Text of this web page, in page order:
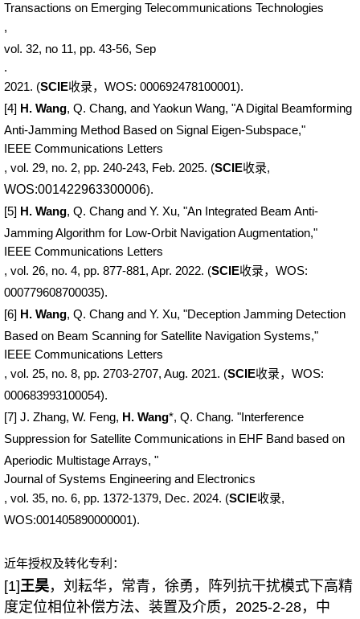
Transactions on Emerging Telecommunications Technologies
,
vol. 32, no 11, pp. 43-56, Sep
.
2021. (SCIE收录，WOS: 000692478100001).
[4] H. Wang, Q. Chang, and Yaokun Wang, "A Digital Beamforming
Anti-Jamming Method Based on Signal Eigen-Subspace,"
IEEE Communications Letters
, vol. 29, no. 2, pp. 240-243, Feb. 2025. (SCIE收录,
WOS:001422963300006).
[5] H. Wang, Q. Chang and Y. Xu, "An Integrated Beam Anti-
Jamming Algorithm for Low-Orbit Navigation Augmentation,"
IEEE Communications Letters
, vol. 26, no. 4, pp. 877-881, Apr. 2022. (SCIE收录，WOS:
000779608700035).
[6] H. Wang, Q. Chang and Y. Xu, "Deception Jamming Detection
Based on Beam Scanning for Satellite Navigation Systems,"
IEEE Communications Letters
, vol. 25, no. 8, pp. 2703-2707, Aug. 2021. (SCIE收录，WOS:
000683993100054).
[7] J. Zhang, W. Feng, H. Wang*, Q. Chang. "Interference
Suppression for Satellite Communications in EHF Band based on
Aperiodic Multistage Arrays, "
Journal of Systems Engineering and Electronics
, vol. 35, no. 6, pp. 1372-1379, Dec. 2024. (SCIE收录,
WOS:001405890000001).
近年授权及转化专利：
[1]王昊，刘耘华，常青，徐勇，阵列抗干扰模式下高精
度定位相位补偿方法、装置及介质，2025-2-28，中